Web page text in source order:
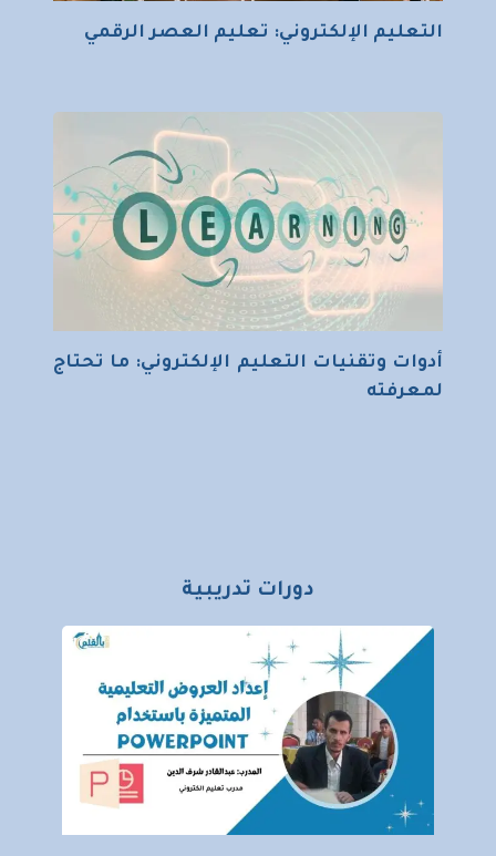
التعليم الإلكتروني: تعليم العصر الرقمي
أدوات وتقنيات التعليم الإلكتروني: ما تحتاج
لمعرفته
دورات تدريبية